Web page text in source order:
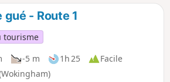
gué - Route 1
tourisme
-5 m 1h 25
Facile